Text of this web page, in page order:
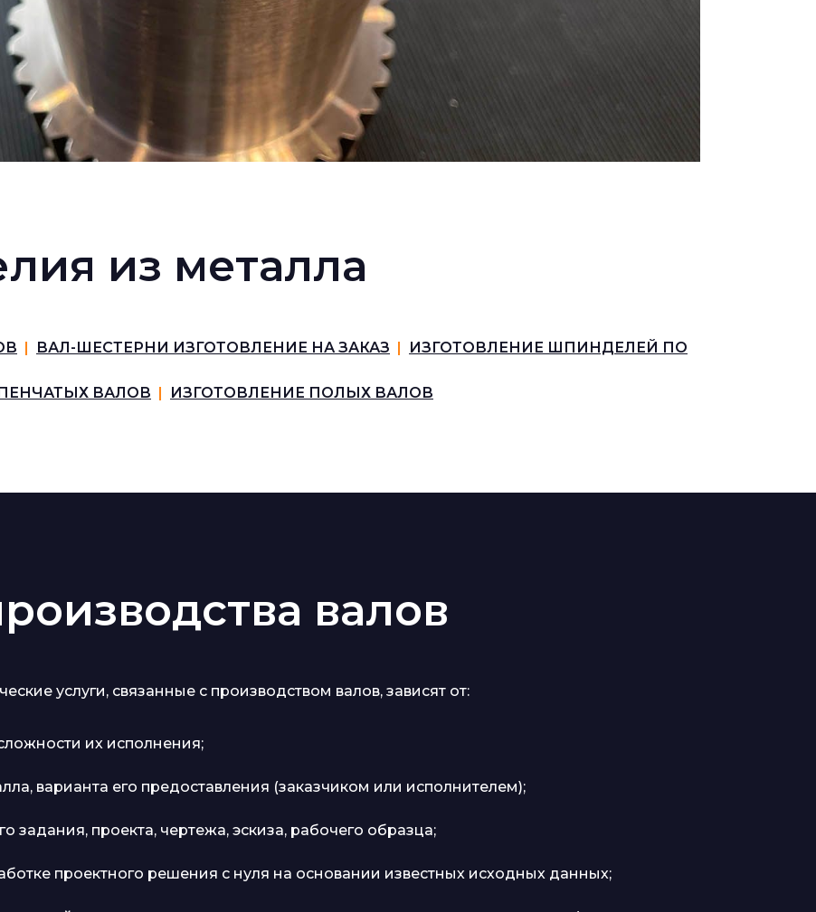
из металла
| ВАЛ-ШЕСТЕРНИ ИЗГОТОВЛЕНИЕ НА ЗАКАЗ | ИЗГОТОВЛЕНИЕ ШПИНДЕЛЕЙ ПО
ВАЛОВ | ИЗГОТОВЛЕНИЕ ПОЛЫХ ВАЛОВ
валов
услуги, связанные с производством валов, зависят от:
их исполнения;
варианта его предоставления (заказчиком или исполнителем);
задания, проекта, чертежа, эскиза, рабочего образца;
проектного решения с нуля на основании известных исходных данных;